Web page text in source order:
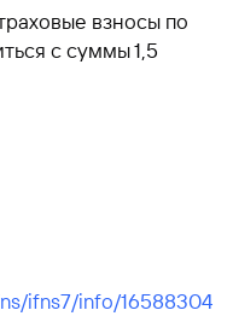
взносы по
с суммы 1,5
ifns7/info/16588304